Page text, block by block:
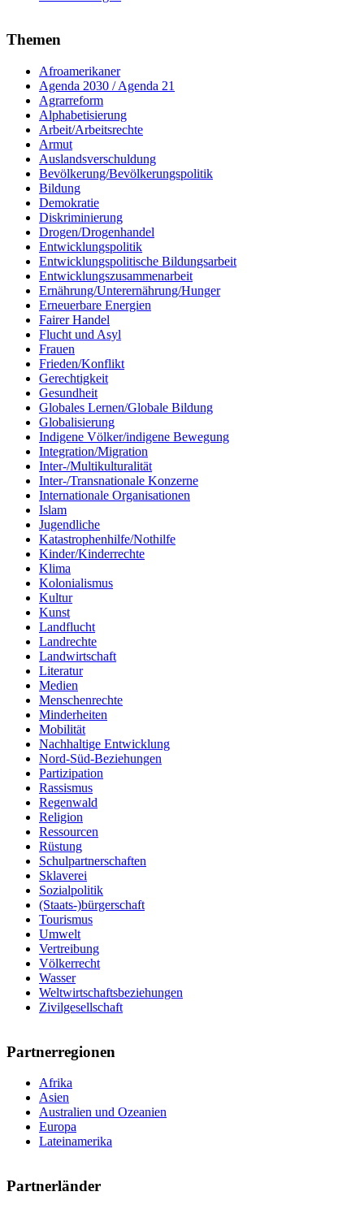
Themen
Afroamerikaner
Agenda 2030 / Agenda 21
Agrarreform
Alphabetisierung
Arbeit/Arbeitsrechte
Armut
Auslandsverschuldung
Bevölkerung/Bevölkerungspolitik
Bildung
Demokratie
Diskriminierung
Drogen/Drogenhandel
Entwicklungspolitik
Entwicklungspolitische Bildungsarbeit
Entwicklungszusammenarbeit
Ernährung/Unterernährung/Hunger
Erneuerbare Energien
Fairer Handel
Flucht und Asyl
Frauen
Frieden/Konflikt
Gerechtigkeit
Gesundheit
Globales Lernen/Globale Bildung
Globalisierung
Indigene Völker/indigene Bewegung
Integration/Migration
Inter-/Multikulturalität
Inter-/Transnationale Konzerne
Internationale Organisationen
Islam
Jugendliche
Katastrophenhilfe/Nothilfe
Kinder/Kinderrechte
Klima
Kolonialismus
Kultur
Kunst
Landflucht
Landrechte
Landwirtschaft
Literatur
Medien
Menschenrechte
Minderheiten
Mobilität
Nachhaltige Entwicklung
Nord-Süd-Beziehungen
Partizipation
Rassismus
Regenwald
Religion
Ressourcen
Rüstung
Schulpartnerschaften
Sklaverei
Sozialpolitik
(Staats-)bürgerschaft
Tourismus
Umwelt
Vertreibung
Völkerrecht
Wasser
Weltwirtschaftsbeziehungen
Zivilgesellschaft
Partnerregionen
Afrika
Asien
Australien und Ozeanien
Europa
Lateinamerika
Partnerländer